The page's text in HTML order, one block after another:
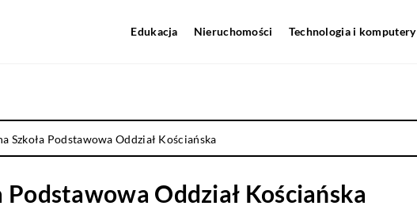
Edukacja Nieruchomości Technologia i komputery
Szkoła Podstawowa Oddział Kościańska
Podstawowa Oddział Kościańska